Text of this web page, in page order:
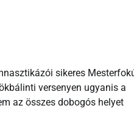
sikeres
versenyen ugyanis a
az összes dobogós helyet